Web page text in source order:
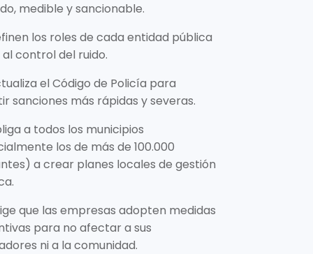
medible y sancionable.
los roles de cada entidad pública
control del ruido.
el Código de Policía para
sanciones más rápidas y severas.
a todos los municipios
los de más de 100.000
a crear planes locales de gestión
que las empresas adopten medidas
para no afectar a sus
ni a la comunidad.